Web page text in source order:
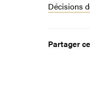
Décisions
Partager